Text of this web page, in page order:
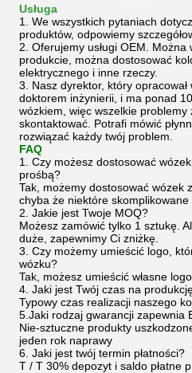
Usługa
1. We wszystkich pytaniach
produktów, odpowiemy
2. Oferujemy usługi OEM.
Można
produkcie, można dostosować
elektrycznego i inne rzeczy.
3. Nasz dyrektor, który
doktorem inżynierii, i ma ponad
wózkiem, więc wszelkie
skontaktować. Potrafi mówić
rozwiązać każdy twój problem.
FAQ
1. Czy możesz dostosować
prośbą?
Tak, możemy dostosować wózek
chyba że niektóre skomplikowane
2. Jakie jest Twoje MOQ?
Możesz zamówić tylko 1 sztukę.
duże, zapewnimy Ci zniżkę.
3. Czy możemy umieścić logo,
wózku?
Tak, możesz umieścić własne
4. Jaki jest Twój czas na
Typowy czas realizacji naszego
5.Jaki rodzaj gwarancji zapewnia
Nie-sztuczne produkty
jeden rok naprawy
6. Jaki jest twój termin płatności?
T / T 30% depozyt i saldo płatne